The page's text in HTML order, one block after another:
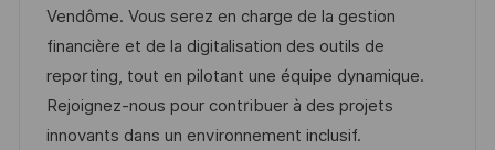
i
s
a
t
i
’
a
f
f
i
r
e
n
c
e
g
o
r
i
e
Vendôme. Vous serez en charge de la gestion
financière et de la digitalisation des outils de
reporting, tout en pilotant une équipe dynamique.
Rejoignez-nous pour contribuer à des projets
innovants dans un environnement inclusif.